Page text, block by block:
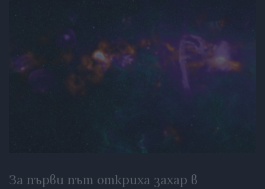
За първи път откриха захар в